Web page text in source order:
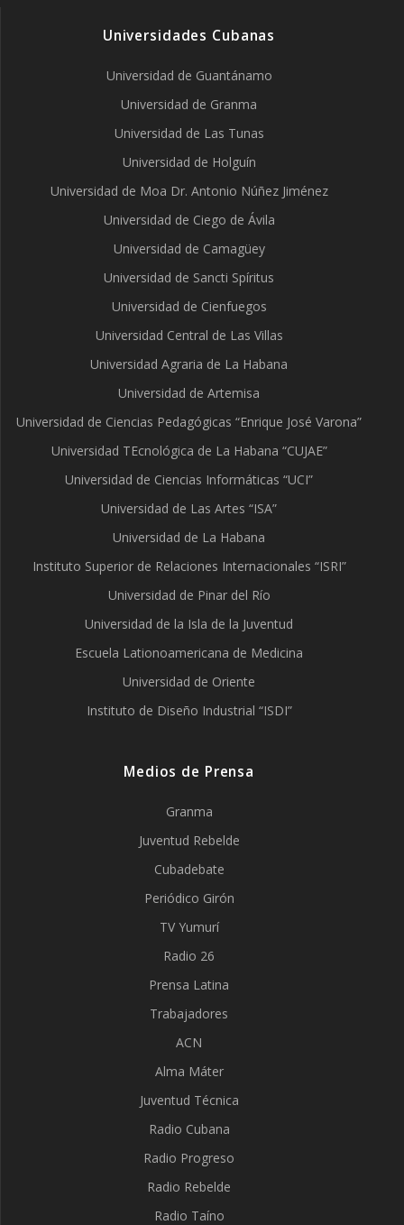
Universidades Cubanas
Universidad de Guantánamo
Universidad de Granma
Universidad de Las Tunas
Universidad de Holguín
Universidad de Moa Dr. Antonio Núñez Jiménez
Universidad de Ciego de Ávila
Universidad de Camagüey
Universidad de Sancti Spíritus
Universidad de Cienfuegos
Universidad Central de Las Villas
Universidad Agraria de La Habana
Universidad de Artemisa
Universidad de Ciencias Pedagógicas “Enrique José Varona”
Universidad TEcnológica de La Habana “CUJAE”
Universidad de Ciencias Informáticas “UCI”
Universidad de Las Artes “ISA”
Universidad de La Habana
Instituto Superior de Relaciones Internacionales “ISRI”
Universidad de Pinar del Río
Universidad de la Isla de la Juventud
Escuela Lationoamericana de Medicina
Universidad de Oriente
Instituto de Diseño Industrial “ISDI”
Medios de Prensa
Granma
Juventud Rebelde
Cubadebate
Periódico Girón
TV Yumurí
Radio 26
Prensa Latina
Trabajadores
ACN
Alma Máter
Juventud Técnica
Radio Cubana
Radio Progreso
Radio Rebelde
Radio Taíno